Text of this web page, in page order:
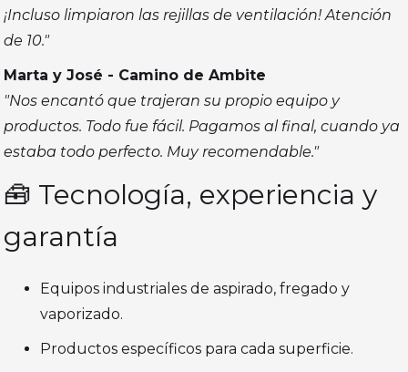
¡Incluso limpiaron las rejillas de ventilación! Atención
de 10."
Marta y José - Camino de Ambite
"Nos encantó que trajeran su propio equipo y
productos. Todo fue fácil. Pagamos al final, cuando ya
estaba todo perfecto. Muy recomendable."
🧰 Tecnología, experiencia y
garantía
Equipos industriales de aspirado, fregado y
vaporizado.
Productos específicos para cada superficie.